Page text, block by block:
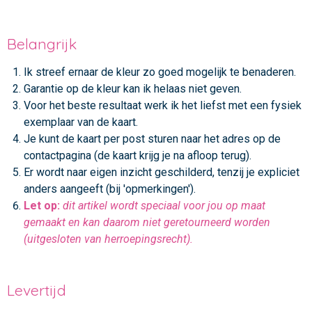
Belangrijk
Ik streef ernaar de kleur zo goed mogelijk te benaderen.
Garantie op de kleur kan ik helaas niet geven.
Voor het beste resultaat werk ik het liefst met een fysiek
exemplaar van de kaart.
Je kunt de kaart per post sturen naar het adres op de
contactpagina (de kaart krijg je na afloop terug).
Er wordt naar eigen inzicht geschilderd, tenzij je expliciet
anders aangeeft (bij 'opmerkingen').
Let op: dit artikel wordt speciaal voor jou op maat
gemaakt en kan daarom niet geretourneerd worden
(uitgesloten van herroepingsrecht).
Levertijd